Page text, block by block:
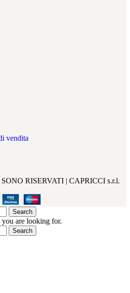
vendita
RISERVATI | CAPRICCI s.r.l.
Search
you are looking for.
Search